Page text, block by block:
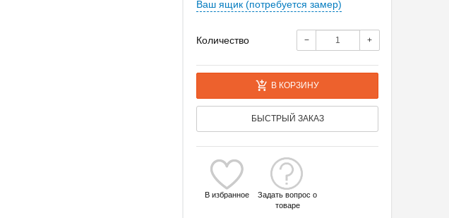
Ваш ящик (потребуется замер)
Количество − +
В КОРЗИНУ
БЫСТРЫЙ ЗАКАЗ
В избранное
Задать вопрос о
товаре